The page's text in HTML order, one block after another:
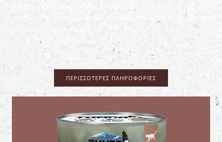
Ψευδάργυρος (μονοένυδρος θειικός ψευδάργυρος) 15 mg,
Μαγγάνιο (μονοένυδρο θειικό μαγγάνιο(II)) 3 mg, Ιώδιο (άνυδρο
ιωδικό ασβέστιο) 0,75 mg
ΠΕΡΙΣΣΌΤΕΡΕΣ ΠΛΗΡΟΦΟΡΊΕΣ